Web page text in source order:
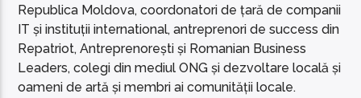
Republica Moldova, coordonatori de țară de companii
IT și instituții international, antreprenori de success din
Repatriot, Antreprenorești și Romanian Business
Leaders, colegi din mediul ONG și dezvoltare locală și
oameni de artă și membri ai comunității locale.